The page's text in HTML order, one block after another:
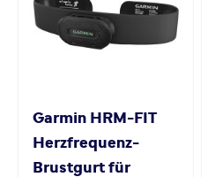
Garmin HRM-FIT
Herzfrequenz-
Brustgurt für